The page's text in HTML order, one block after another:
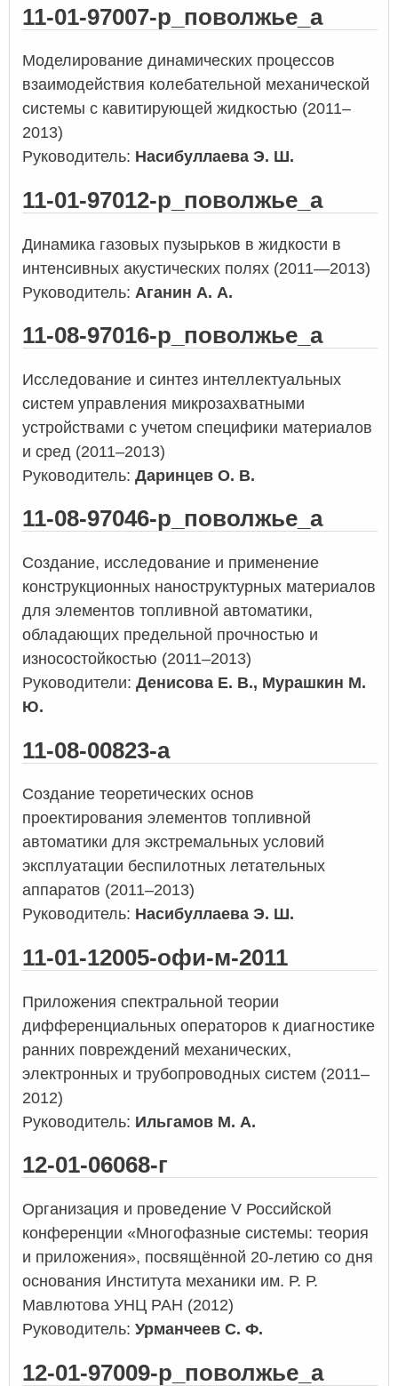
11-01-97007-р_поволжье_а
Моделирование динамических процессов
взаимодействия колебательной механической
системы с кавитирующей жидкостью (2011–
2013)
Руководитель: Насибуллаева Э. Ш.
11-01-97012-р_поволжье_а
Динамика газовых пузырьков в жидкости в
интенсивных акустических полях (2011—2013)
Руководитель: Аганин А. А.
11-08-97016-р_поволжье_а
Исследование и синтез интеллектуальных
систем управления микрозахватными
устройствами с учетом специфики материалов
и сред (2011–2013)
Руководитель: Даринцев О. В.
11-08-97046-р_поволжье_а
Создание, исследование и применение
конструкционных наноструктурных материалов
для элементов топливной автоматики,
обладающих предельной прочностью и
износостойкостью (2011–2013)
Руководители: Денисова Е. В., Мурашкин М.
Ю.
11-08-00823-а
Создание теоретических основ
проектирования элементов топливной
автоматики для экстремальных условий
эксплуатации беспилотных летательных
аппаратов (2011–2013)
Руководитель: Насибуллаева Э. Ш.
11-01-12005-офи-м-2011
Приложения спектральной теории
дифференциальных операторов к диагностике
ранних повреждений механических,
электронных и трубопроводных систем (2011–
2012)
Руководитель: Ильгамов М. А.
12-01-06068-г
Организация и проведение V Российской
конференции «Многофазные системы: теория
и приложения», посвящённой 20-летию со дня
основания Института механики им. Р. Р.
Мавлютова УНЦ РАН (2012)
Руководитель: Урманчеев С. Ф.
12-01-97009-р_поволжье_а